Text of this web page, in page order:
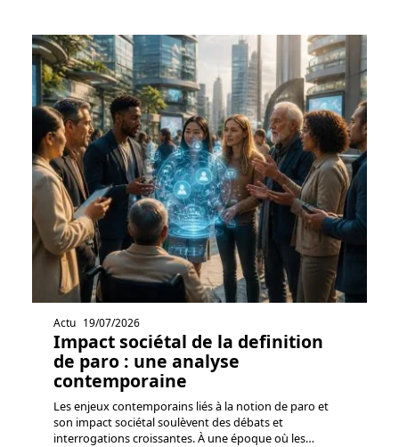
Actu 19/07/2026
Impact sociétal de la definition
de paro : une analyse
contemporaine
Les enjeux contemporains liés à la notion de paro et
son impact sociétal soulèvent des débats et
interrogations croissantes. À une époque où les…